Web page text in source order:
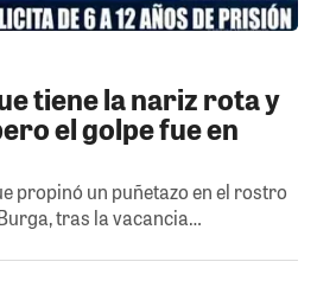
tiene la nariz rota y
el golpe fue en
propinó un puñetazo en el rostro
tras la vacancia…